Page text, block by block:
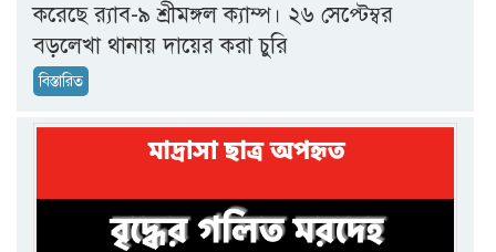
করেছে র‍্যাব-৯ শ্রীমঙ্গল ক্যাম্প। ২৬ সেপ্টেম্বর
বড়লেখা থানায় দায়ের করা চুরি
বিস্তারিত